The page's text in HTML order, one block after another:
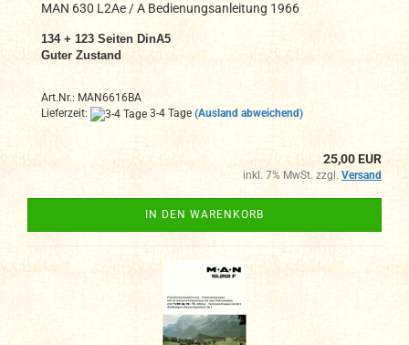
MAN 630 L2Ae / A Bedienungsanleitung 1966
134 + 123 Seiten DinA5
Guter Zustand
Art.Nr.: MAN6616BA
Lieferzeit:
3-4 Tage (Ausland abweichend)
25,00 EUR
inkl. 7% MwSt. zzgl. Versand
IN DEN WARENKORB